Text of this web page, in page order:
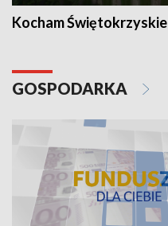
Kocham Świętokrzyskie
GOSPODARKA